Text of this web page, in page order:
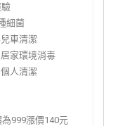
細菌
車清潔
家環境消毒
人清潔
999漲價140元